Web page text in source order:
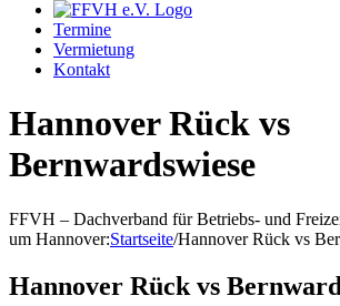
Termine
Vermietung
Kontakt
Hannover Rück vs
Bernwardswiese
FFVH – Dachverband für Betriebs- und
um Hannover:Startseite/Hannover Rück vs
Hannover Rück vs